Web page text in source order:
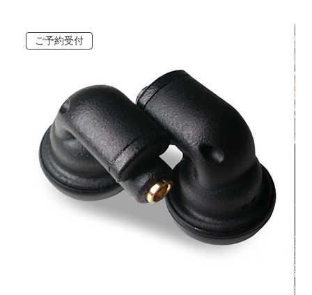
ご予約受付